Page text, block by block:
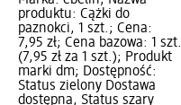
produktu: Cążki do
paznokci, 1 szt.; Cena:
7,95 zł; Cena bazowa: 1 szt.
(7,95 zł za 1 szt.); Produkt
marki dm; Dostępność:
Status zielony Dostawa
dostępna, Status szary